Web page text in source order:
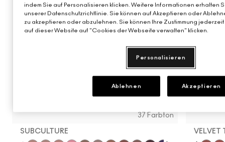
37 Farbton
SUBCULTURE VELVET
indem Sie auf Personalisieren klicken. Weitere Informationen erhalten
unserer Datenschutzrichtlinie. Sie können auf Akzeptieren oder
zu akzeptieren oder abzulehnen. Sie können Ihre Zustimmung
auf dieser Website auf "Cookies der Webseite verwalten" klicken.
Personalisieren
Ablehnen Akzeptieren